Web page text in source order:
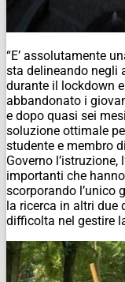
“E’ assolutamente
sta delineando negli
durante il lockdown
abbandonato i
e dopo quasi sei
soluzione ottimale
studente e membro
Governo
importanti che
scorporando l’unico
la ricerca in altri due
difficolta nel gestire